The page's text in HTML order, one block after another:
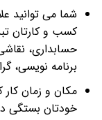
شما می توانید
کسب و کارتان
حسابداری،
برنامه نویسی،
مکان و زمان کار
خودتان بستگی